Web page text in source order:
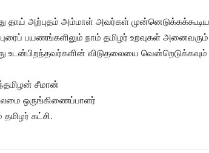
தாய் அற்புதம் அம்மாள் அவர்கள்
பயணங்களிலும் நாம் தமிழர் உறவுகள்
உடன்பிறந்தவர்களின் விடுதலையை
சீமான்
ஒருங்கிணைப்பாளர்
தமிழர் கட்சி.